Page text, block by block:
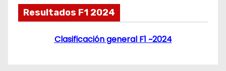
Resultados F1 2024
Clasificación general F1 ~2024